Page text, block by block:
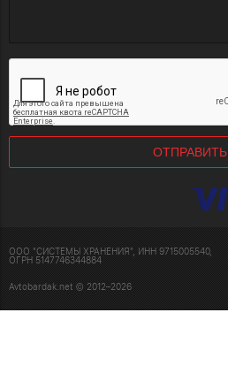
ОТПРАВИТЬ
ООО "СИСТЕМЫ ХРАНЕНИЯ", ИНН 9715005540,
ОГРН 5147746344884
Avtobardak.net © 2012–2026